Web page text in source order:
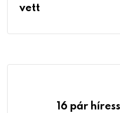
vett
16 pár